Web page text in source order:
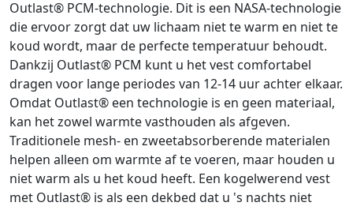
Outlast® PCM-technologie. Dit is een NASA-technologie
die ervoor zorgt dat uw lichaam niet te warm en niet te
koud wordt, maar de perfecte temperatuur behoudt.
Dankzij Outlast® PCM kunt u het vest comfortabel
dragen voor lange periodes van 12-14 uur achter elkaar.
Omdat Outlast® een technologie is en geen materiaal,
kan het zowel warmte vasthouden als afgeven.
Traditionele mesh- en zweetabsorberende materialen
helpen alleen om warmte af te voeren, maar houden u
niet warm als u het koud heeft. Een kogelwerend vest
met Outlast® is als een dekbed dat u 's nachts niet